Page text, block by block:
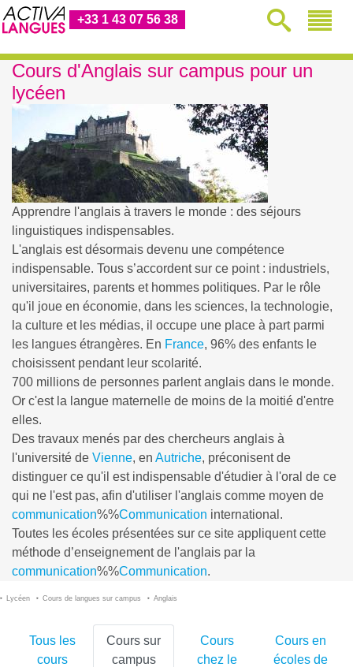
+33 1 43 07 56 38
Cours d'Anglais sur campus pour un
lycéen
Apprendre l'anglais à travers le monde : des séjours
linguistiques indispensables.
L'anglais est désormais devenu une compétence
indispensable. Tous s’accordent sur ce point : industriels,
universitaires, parents et hommes politiques. Par le rôle
qu'il joue en économie, dans les sciences, la technologie,
la culture et les médias, il occupe une place à part parmi
les langues étrangères. En France, 96% des enfants le
choisissent pendant leur scolarité.
700 millions de personnes parlent anglais dans le monde.
Or c'est la langue maternelle de moins de la moitié d'entre
elles.
Des travaux menés par des chercheurs anglais à
l'université de Vienne, en Autriche, préconisent de
distinguer ce qu'il est indispensable d'étudier à l'oral de ce
qui ne l'est pas, afin d'utiliser l'anglais comme moyen de
communication%%Communication international.
Toutes les écoles présentées sur ce site appliquent cette
méthode d’enseignement de l'anglais par la
communication%%Communication.
Lycéen Cours de langues sur campus Anglais
Tous les
cours
Cours sur
campus
Cours
chez le
Cours en
écoles de